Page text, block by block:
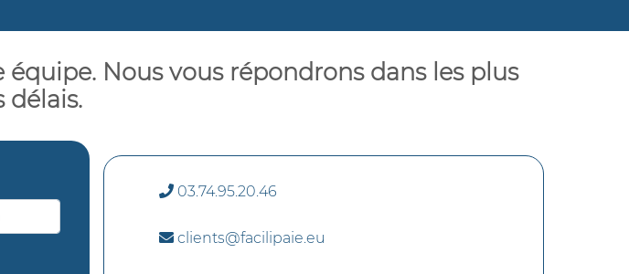
Nous vous répondrons dans les plus
délais.
03.74.95.20.46
clients@facilipaie.eu